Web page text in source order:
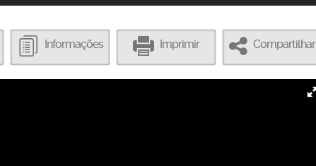
Informações Imprimir Compartilhar